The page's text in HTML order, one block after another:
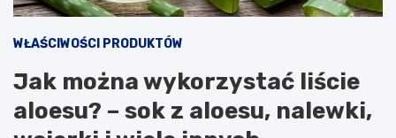
WŁAŚCIWOŚCI PRODUKTÓW
Jak można wykorzystać liście
aloesu? – sok z aloesu, nalewki,